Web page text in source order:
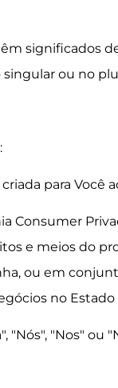
significados
ou no
para Você
Consumer
e meios do
ou em
no Estado
"Nós", "Nos"